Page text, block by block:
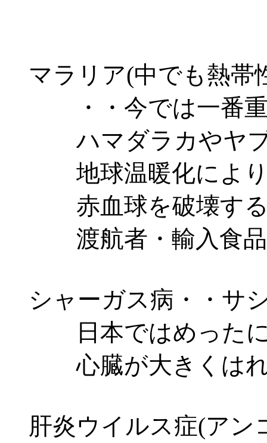
マラリア(中でも熱帯
・・今では一番重
ハマダラカやヤブ
地球温暖化により
赤血球を破壊する
渡航者・輸入食品
シャーガス病・・サ
日本ではめったに
心臓が大きくはれ
肝炎ウイルス症(アン